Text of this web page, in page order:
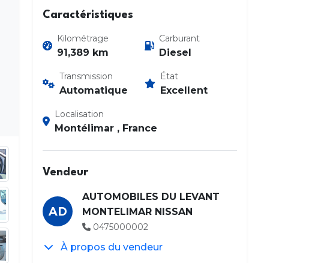
Caractéristiques
Kilométrage
91,389 km
Carburant
Diesel
Transmission
Automatique
État
Excellent
Localisation
Montélimar , France
Vendeur
AD
AUTOMOBILES DU LEVANT
MONTELIMAR NISSAN
0475000002
À propos du vendeur